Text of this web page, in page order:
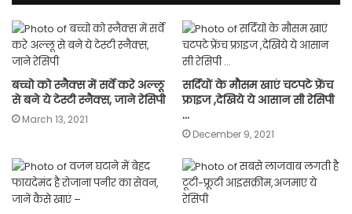
बच्चो को स्नैक्स में सर्वे करे अल्लू
से बने ये टेस्टी स्नैक्स, जाने रेसिपी
March 13, 2021
सर्दियों के मौसम खाएं चटपटे फ्रेंच
फ्राइज ,देखिये ये आसान सी रेसिपी
…
December 9, 2021